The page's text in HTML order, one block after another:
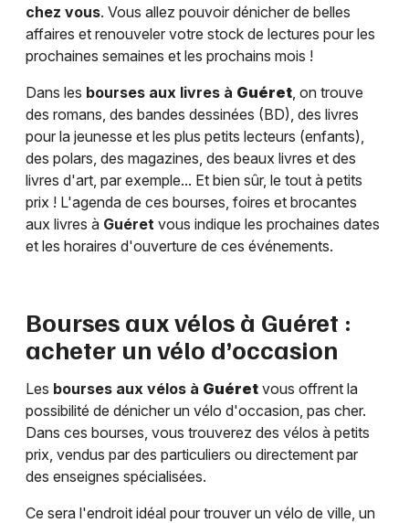
chez vous. Vous allez pouvoir dénicher de belles
affaires et renouveler votre stock de lectures pour les
prochaines semaines et les prochains mois !
Dans les bourses aux livres à Guéret, on trouve
des romans, des bandes dessinées (BD), des livres
pour la jeunesse et les plus petits lecteurs (enfants),
des polars, des magazines, des beaux livres et des
livres d'art, par exemple... Et bien sûr, le tout à petits
prix ! L'agenda de ces bourses, foires et brocantes
aux livres à Guéret vous indique les prochaines dates
et les horaires d'ouverture de ces événements.
Bourses aux vélos à Guéret :
acheter un vélo d’occasion
Les bourses aux vélos à Guéret vous offrent la
possibilité de dénicher un vélo d'occasion, pas cher.
Dans ces bourses, vous trouverez des vélos à petits
prix, vendus par des particuliers ou directement par
des enseignes spécialisées.
Ce sera l'endroit idéal pour trouver un vélo de ville, un